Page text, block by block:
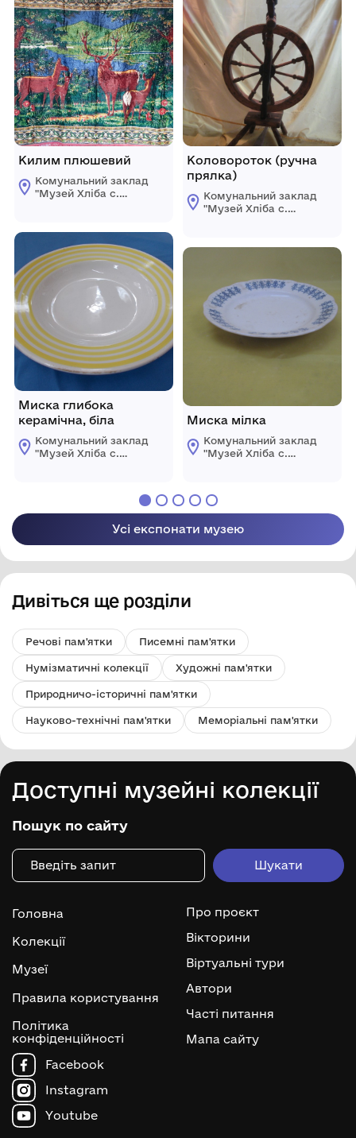
Килим плюшевий
Комунальний заклад
"Музей Хліба с.
Миска глибока
керамічна, біла
Комунальний заклад
"Музей Хліба с.
Коловороток (ручна
прялка)
Комунальний заклад
"Музей Хліба с.
Миска мілка
Комунальний заклад
"Музей Хліба с.
Усі експонати музею
Дивіться ще розділи
Речові пам'ятки Писемні пам'ятки
Нумізматичні колекції Художні пам'ятки
Природничо-історичні пам'ятки
Науково-технічні пам'ятки Меморіальні пам'ятки
Доступні музейні колекції
Пошук по сайту
Головна
Колекції
Музеї
Правила користування
Політика
конфіденційності
Про проєкт
Вікторини
Віртуальні тури
Автори
Часті питання
Мапа сайту
Facebook
Instagram
Youtube